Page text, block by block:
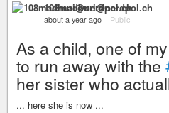
108madhuri@nerdpol.ch
about a year ago – Public
As a child, one of my
to run away with the
her sister who
... here she is now ...